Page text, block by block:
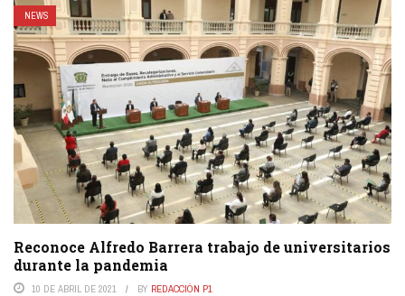
NEWS
Reconoce Alfredo Barrera trabajo de universitarios
durante la pandemia
10 DE ABRIL DE 2021 BY REDACCIÓN P1